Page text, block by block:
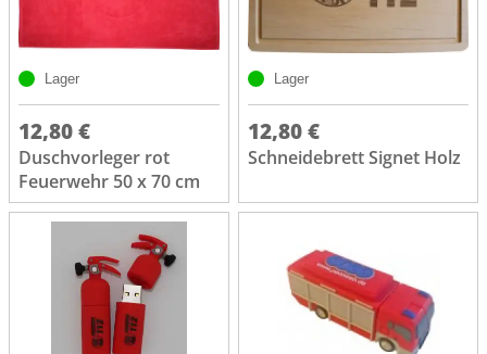
Lager
12,80 €
Duschvorleger rot
Feuerwehr 50 x 70 cm
Lager
12,80 €
Schneidebrett Signet Holz